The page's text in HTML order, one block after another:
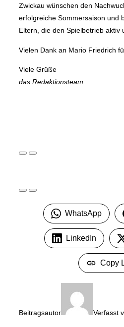
Zwickau wünschen den
erfolgreiche Sommersaison und
Eltern, die den Spielbetrieb aktiv
Vielen Dank an Mario Friedrich
Viele Grüße
das Redaktionsteam
WhatsApp
LinkedIn
Copy
Beitragsautor Verfasst